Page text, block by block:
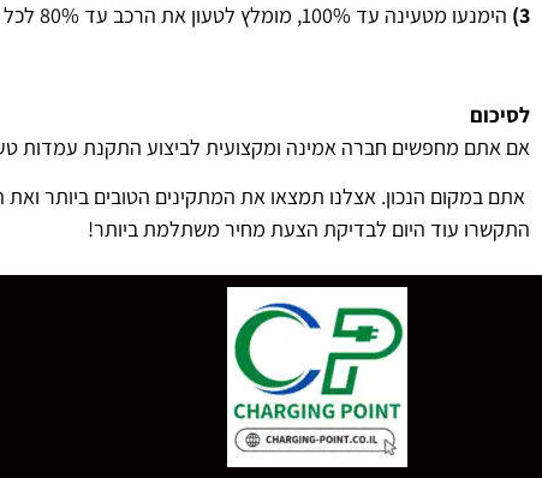
3) הימנעו מטעינה עד 100%, מומלץ לטעון את הרכב עד 80% לכל היותר כדי לשמור על איכות הסוללה.
לסיכום
אם אתם מחפשים חברה אמינה ומקצועית לביצוע התקנת עמדות
אתם במקום הנכון. אצלנו תמצאו את המתקינים הטובים ביותר
התקשרו עוד היום לבדיקת הצעת מחיר משתלמת ביותר!